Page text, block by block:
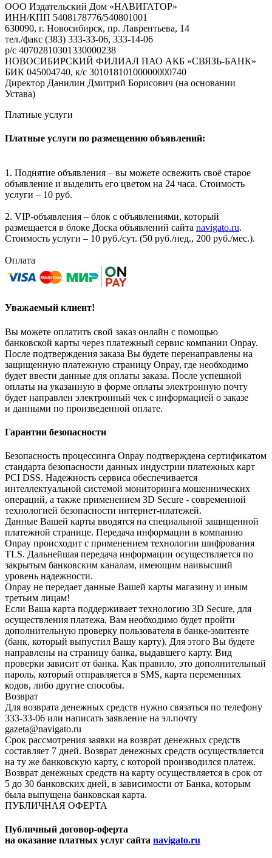
ООО Издательский Дом «НАВИГАТОР»
ИНН/КПП 5408178776/540801001
630090, г. Новосибирск, пр. Лаврентьева, 14
тел./факс (383) 333-33-06, 333-14-06
р/с 40702810301330000238
НОВОСИБИРСКИЙ ФИЛИАЛ ПАО АКБ «СВЯЗЬ-БАНК»
БИК 045004740, к/с 30101810100000000740
Директор Данилин Дмитрий Борисович (на основании
Устава)
Платные услуги
Платные услуги по размещению объявлений:
1. Поднятие объявления – вы можете освежить своё старое
объявление и выделить его цветом на 24 часа. Стоимость
услуги – 10 руб.
2. VIP-объявления – блок с объявлениями, который
размещается в блоке Доска объявлений сайта navigato.ru.
Стоимость услуги – 10 руб./сут. (50 руб./нед., 200 руб./мес.).
Оплата
Уважаемый клиент!
Вы можете оплатить свой заказ онлайн с помощью
банковской карты через платежный сервис компании Onpay.
После подтверждения заказа Вы будете перенаправлены на
защищенную платежную страницу Onpay, где необходимо
будет ввести данные для оплаты заказа. После успешной
оплаты на указанную в форме оплаты электронную почту
будет направлен электронный чек с информацией о заказе
и данными по произведенной оплате.
Гарантии безопасности
Безопасность процессинга Onpay подтверждена сертификатом
стандарта безопасности данных индустрии платежных карт
PCI DSS. Надежность сервиса обеспечивается
интеллектуальной системой мониторинга мошеннических
операций, а также применением 3D Secure - современной
технологией безопасности интернет-платежей.
Данные Вашей карты вводятся на специальной защищенной
платежной странице. Передача информации в компанию
Onpay происходит с применением технологии шифрования
TLS. Дальнейшая передача информации осуществляется по
закрытым банковским каналам, имеющим наивысший
уровень надежности.
Onpay не передает данные Вашей карты магазину и иным
третьим лицам!
Если Ваша карта поддерживает технологию 3D Secure, для
осуществления платежа, Вам необходимо будет пройти
дополнительную проверку пользователя в банке-эмитенте
(банк, который выпустил Вашу карту). Для этого Вы будете
направлены на страницу банка, выдавшего карту. Вид
проверки зависит от банка. Как правило, это дополнительный
пароль, который отправляется в SMS, карта переменных
кодов, либо другие способы.
Возврат
Для возврата денежных средств нужно связаться по телефону
333-33-06 или написать заявление на эл.почту
gazeta@navigato.ru
Срок рассмотрения заявки на возврат денежных средств
составляет 7 дней. Возврат денежных средств осуществляется
на ту же банковскую карту, с которой производился платеж.
Возврат денежных средств на карту осуществляется в срок от
5 до 30 банковских дней, в зависимости от Банка, которым
была выпущена банковская карта.
ПУБЛИЧНАЯ ОФЕРТА
Публичный договор-оферта
на оказание платных услуг сайта navigato.ru